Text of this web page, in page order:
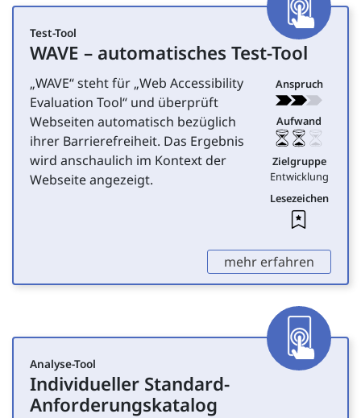
Test-Tool
für Entwicklung
WAVE – automatisches Test-Tool
„WAVE“ steht für „Web Accessibility
Evaluation Tool“ und überprüft
Webseiten automatisch bezüglich
ihrer Barrierefreiheit. Das Ergebnis
wird anschaulich im Kontext der
Webseite angezeigt.
Anspruch
Aufwand
Zielgruppe
Entwicklung
Lesezeichen
,mehr erfahren
Analyse-Tool
für Entwicklung
Individueller Standard-
Anforderungskatalog
App